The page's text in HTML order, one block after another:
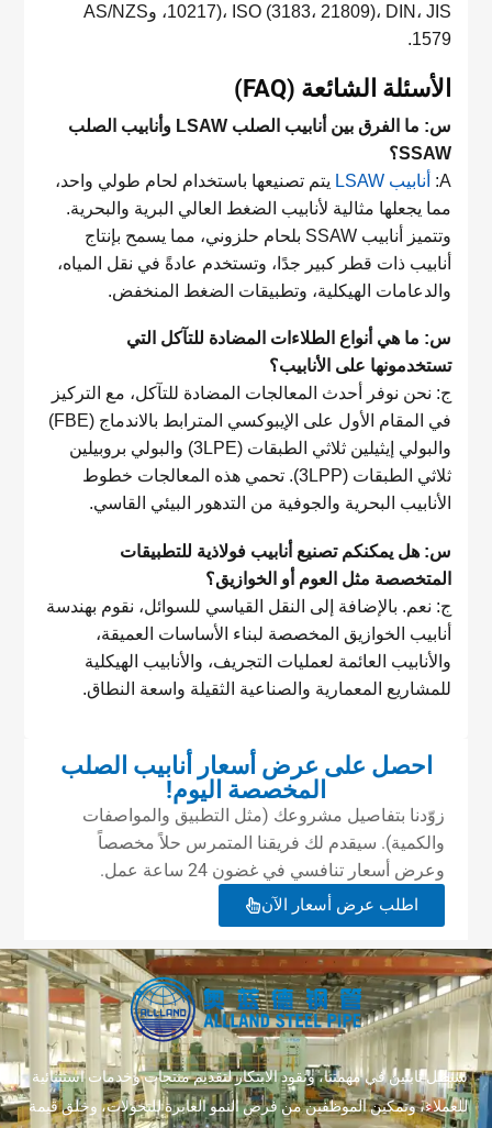
10217)، ISO (3183، 21809)، DIN، JIS، وAS/NZS
1579.
الأسئلة الشائعة (FAQ)
س: ما الفرق بين أنابيب الصلب LSAW وأنابيب الصلب
SSAW؟
A:
أنابيب LSAW
يتم تصنيعها باستخدام لحام طولي واحد،
مما يجعلها مثالية لأنابيب الضغط العالي البرية والبحرية.
وتتميز أنابيب SSAW بلحام حلزوني، مما يسمح بإنتاج
أنابيب ذات قطر كبير جدًا، وتستخدم عادةً في نقل المياه،
والدعامات الهيكلية، وتطبيقات الضغط المنخفض.
س: ما هي أنواع الطلاءات المضادة للتآكل التي
تستخدمونها على الأنابيب؟
ج: نحن نوفر أحدث المعالجات المضادة للتآكل، مع التركيز
في المقام الأول على الإيبوكسي المترابط بالاندماج (FBE)
والبولي إيثيلين ثلاثي الطبقات (3LPE) والبولي بروبيلين
ثلاثي الطبقات (3LPP). تحمي هذه المعالجات خطوط
الأنابيب البحرية والجوفية من التدهور البيئي القاسي.
س: هل يمكنكم تصنيع أنابيب فولاذية للتطبيقات
المتخصصة مثل العوم أو الخوازيق؟
ج: نعم. بالإضافة إلى النقل القياسي للسوائل، نقوم بهندسة
أنابيب الخوازيق المخصصة لبناء الأساسات العميقة،
والأنابيب العائمة لعمليات التجريف، والأنابيب الهيكلية
للمشاريع المعمارية والصناعية الثقيلة واسعة النطاق.
احصل على عرض أسعار أنابيب الصلب
المخصصة اليوم!
زوّدنا بتفاصيل مشروعك (مثل التطبيق والمواصفات
والكمية). سيقدم لك فريقنا المتمرس حلاً مخصصاً
وعرض أسعار تنافسي في غضون 24 ساعة عمل.
اطلب عرض أسعار الآن
سنظل ثابتين في مهمتنا، ونقود الابتكار لتقديم منتجات وخدمات استثنائية
للعملاء، وتمكين الموظفين من فرص النمو العابرة للتحولات، وخلق قيمة